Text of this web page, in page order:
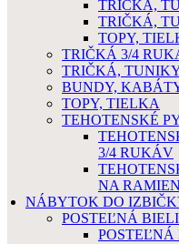
TRIČKÁ,
TRIČKÁ,
TOPY,
TRIČKÁ 3/4
TRIČKÁ,
BUNDY,
TOPY, TIELKA
TEHOTENSKÉ
3/4 RUKÁV
NA
NÁBYTOK DO
POSTEĽNÁ